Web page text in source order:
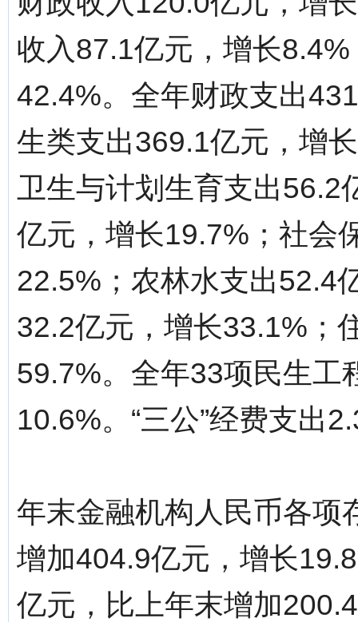
收入87.1亿元，增长
42.4%。全年财政支出
生类支出369.1亿元，增
卫生与计划生育支出56.2
亿元，增长19.7%；社会
22.5%；农林水支出52.4
32.2亿元，增长33.1%；
59.7%。全年33项民生工
10.6%。“三公”经费支出
年末金融机构人民币各项
增加404.9亿元，增长
亿元，比上年末增加